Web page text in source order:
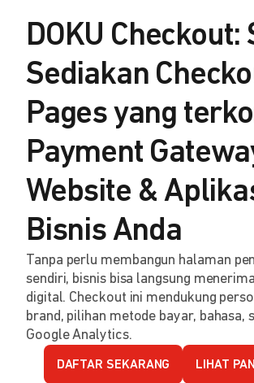
DOKU Checkout:
Sediakan
Pages yang
Payment
Website &
Bisnis Anda
Tanpa perlu membangun halaman
sendiri, bisnis bisa langsung
digital. Checkout ini mendukung
brand, pilihan metode bayar, bahasa,
Google Analytics.
DAFTAR SEKARANG LIHAT